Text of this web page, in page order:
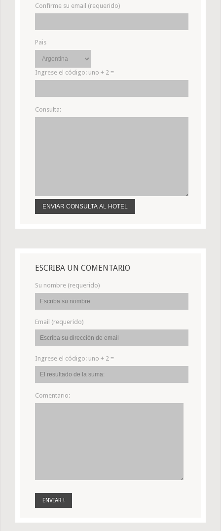
Confirme su email (requerido)
Pais
Ingrese el código: uno + 2 =
Consulta:
ESCRIBA UN COMENTARIO
Su nombre (requerido)
Email (requerido)
Ingrese el código: uno + 2 =
Comentario: